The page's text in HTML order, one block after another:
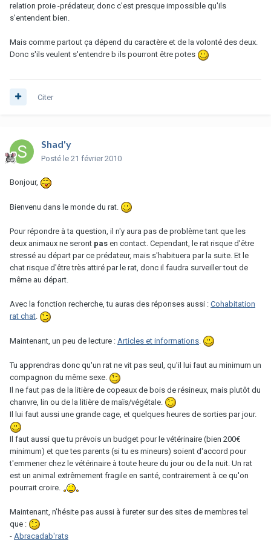
relation proie -prédateur, donc c'est presque impossible qu'ils
s'entendent bien.
Mais comme partout ça dépend du caractère et de la volonté des deux.
Donc s'ils veulent s'entendre b ils pourront être potes
Citer
Shad'y
Posté le 21 février 2010
Bonjour,
Bienvenu dans le monde du rat.
Pour répondre à ta question, il n'y aura pas de problème tant que les
deux animaux ne seront pas en contact. Cependant, le rat risque d'être
stressé au départ par ce prédateur, mais s'habituera par la suite. Et le
chat risque d'être très attiré par le rat, donc il faudra surveiller tout de
même au départ.
Avec la fonction recherche, tu auras des réponses aussi : Cohabitation
rat chat.
Maintenant, un peu de lecture : Articles et informations
Tu apprendras donc qu'un rat ne vit pas seul, qu'il lui faut au minimum un
compagnon du même sexe.
Il ne faut pas de la litière de copeaux de bois de résineux, mais plutôt du
chanvre, lin ou de la litière de maïs/végétale.
Il lui faut aussi une grande cage, et quelques heures de sorties par jour.
Il faut aussi que tu prévois un budget pour le vétérinaire (bien 200€
minimum) et que tes parents (si tu es mineurs) soient d'accord pour
t'emmener chez le vétérinaire à toute heure du jour ou de la nuit. Un rat
est un animal extrêmement fragile en santé, contrairement à ce qu'on
pourrait croire.
Maintenant, n'hésite pas aussi à fureter sur des sites de membres tel
que :
- Abracadab'rats